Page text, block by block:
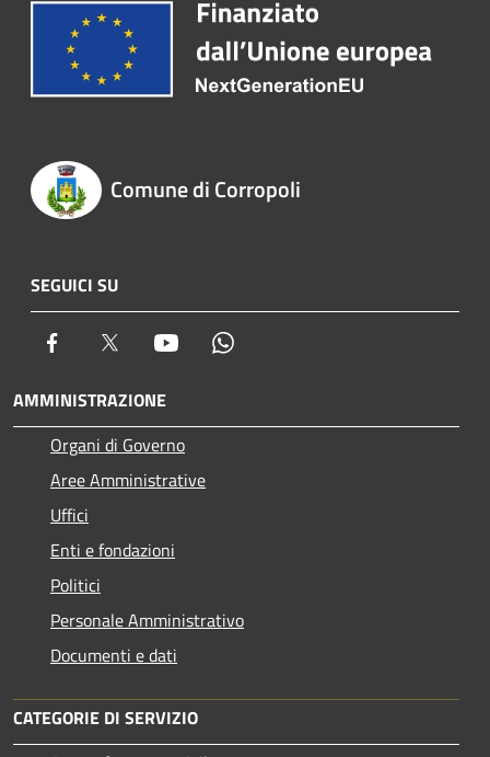
Comune di Corropoli
SEGUICI SU
Facebook Twitter Youtube
AMMINISTRAZIONE
Organi di Governo
Aree Amministrative
Uffici
Enti e fondazioni
Politici
Personale Amministrativo
Documenti e dati
CATEGORIE DI SERVIZIO